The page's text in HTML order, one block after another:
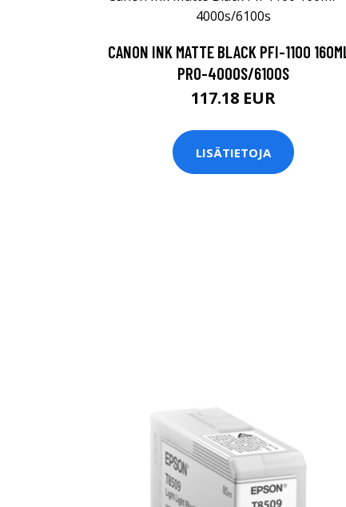
CANON INK MATTE BLACK PFI-1100
PRO-4000S/6100S
117.18 EUR
LISÄTIETOJA